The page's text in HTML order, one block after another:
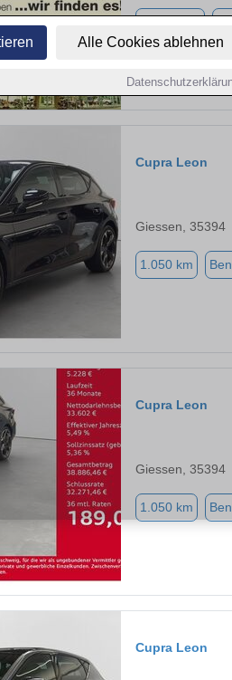
Alle Cookies ablehnen
Cupra Leon
Giessen, 35394
1.050 km
Cupra Leon
Giessen, 35394
1.050 km
Cupra Leon